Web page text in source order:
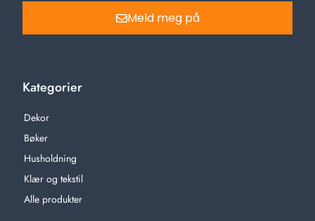
Meld meg på
Kategorier
Dekor
Bøker
Husholdning
Klær og tekstil
Alle produkter